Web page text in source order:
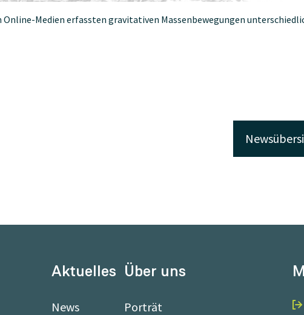
Medien erfassten gravitativen Massenbewegungen
Aktuelles
News
Über uns
Porträt